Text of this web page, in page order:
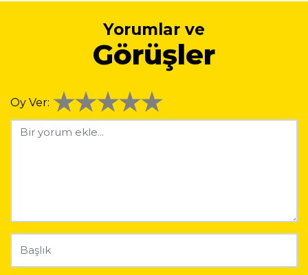
Yorumlar ve
Görüşler
Oy Ver: